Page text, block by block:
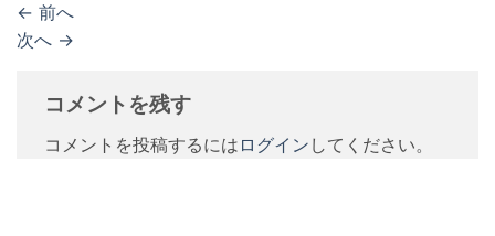
← 前へ
次へ →
コメントを残す
コメントを投稿するには ログイン してください。